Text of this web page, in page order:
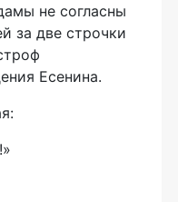
не согласны
за две строчки
Есенина.